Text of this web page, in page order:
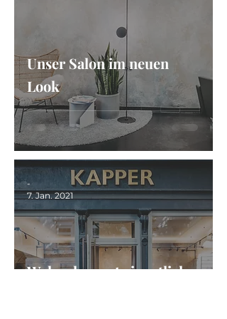
Unser Salon im neuen
Look
Woher kommt eigentlich
-
7. Jan. 2021